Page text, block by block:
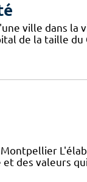
ville dans la
de la taille
des valeurs